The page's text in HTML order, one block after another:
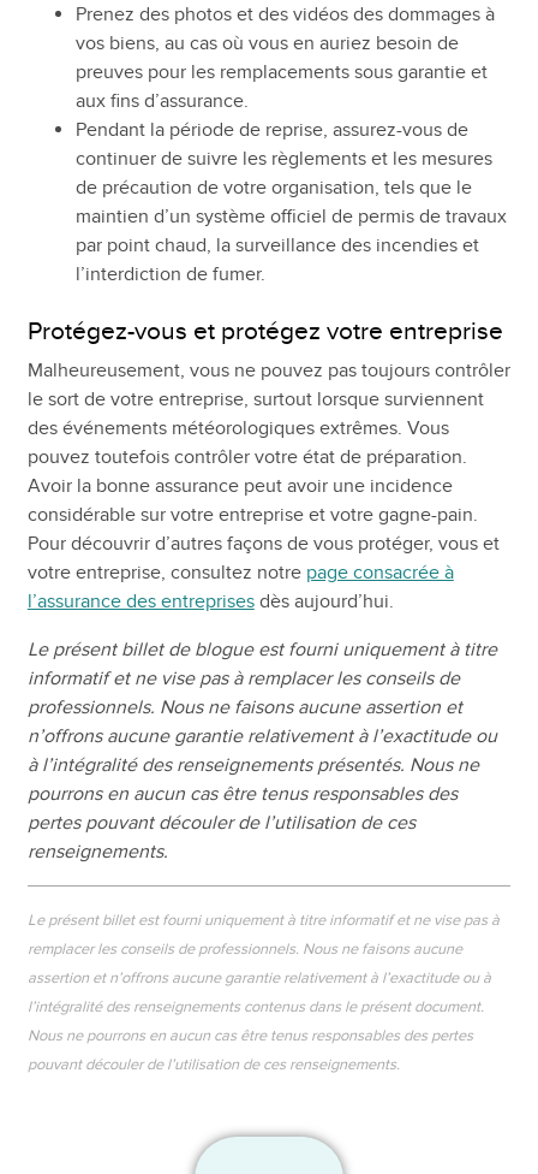
Prenez des photos et des vidéos des dommages à
vos biens, au cas où vous en auriez besoin de
preuves pour les remplacements sous garantie et
aux fins d’assurance.
Pendant la période de reprise, assurez-vous de
continuer de suivre les règlements et les mesures
de précaution de votre organisation, tels que le
maintien d’un système officiel de permis de travaux
par point chaud, la surveillance des incendies et
l’interdiction de fumer.
Protégez-vous et protégez votre entreprise
Malheureusement, vous ne pouvez pas toujours contrôler
le sort de votre entreprise, surtout lorsque surviennent
des événements météorologiques extrêmes. Vous
pouvez toutefois contrôler votre état de préparation.
Avoir la bonne assurance peut avoir une incidence
considérable sur votre entreprise et votre gagne-pain.
Pour découvrir d’autres façons de vous protéger, vous et
votre entreprise, consultez notre page consacrée à
l’assurance des entreprisesdès aujourd’hui.
Le présent billet de blogue est fourni uniquement à titre
informatif et ne vise pas à remplacer les conseils de
professionnels. Nous ne faisons aucune assertion et
n’offrons aucune garantie relativement à l’exactitude ou
à l’intégralité des renseignements présentés. Nous ne
pourrons en aucun cas être tenus responsables des
pertes pouvant découler de l’utilisation de ces
renseignements.
Le présent billet est fourni uniquement à titre informatif et ne vise pas à
remplacer les conseils de professionnels. Nous ne faisons aucune
assertion et n’offrons aucune garantie relativement à l’exactitude ou à
l’intégralité des renseignements contenus dans le présent document.
Nous ne pourrons en aucun cas être tenus responsables des pertes
pouvant découler de l’utilisation de ces renseignements.